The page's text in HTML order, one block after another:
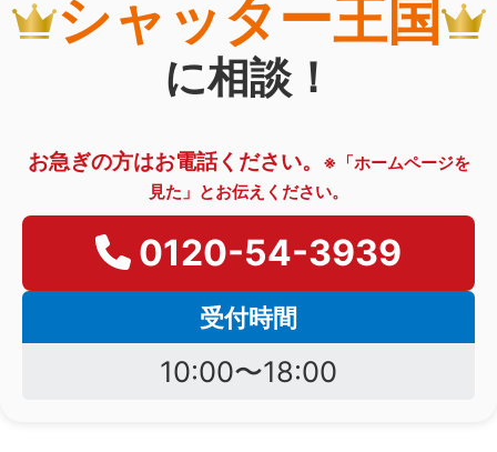
シャッター王国
に相談！
お急ぎの方はお電話ください。
※「ホームページを
見た」とお伝えください。
0120-54-3939
受付時間
10:00〜18:00